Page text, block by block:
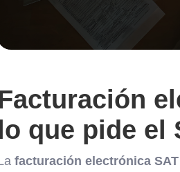
lo que pide el
facturación electrónica SAT